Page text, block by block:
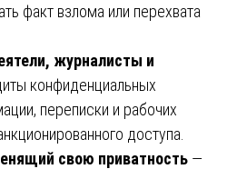
факт взлома или перехвата
журналисты и
конфиденциальных
переписки и рабочих
доступа.
свою приватность —